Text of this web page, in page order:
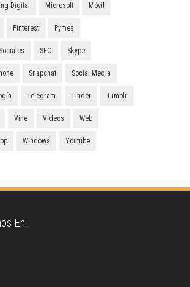
Digital Microsoft Móvil
Pinterest Pymes
SEO Skype
Snapchat Social Media
Telegram Tinder Tumblr
Vine Vídeos Web
Windows Youtube
En: